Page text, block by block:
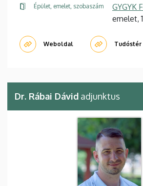
Épület, emelet, szobaszám GYGYK
emelet,
Weboldal
Dr. Rábai Dávid adjunktus